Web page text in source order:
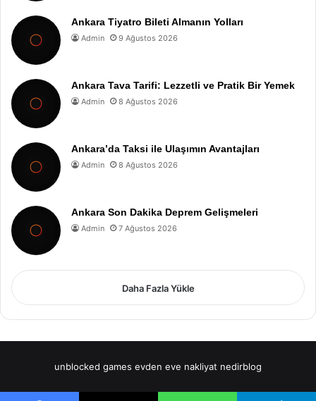
Ankara Tiyatro Bileti Almanın Yolları
Admin 9 Ağustos 2026
Ankara Tava Tarifi: Lezzetli ve Pratik Bir Yemek
Admin 8 Ağustos 2026
Ankara’da Taksi ile Ulaşımın Avantajları
Admin 8 Ağustos 2026
Ankara Son Dakika Deprem Gelişmeleri
Admin 7 Ağustos 2026
Daha Fazla Yükle
unblocked games evden eve nakliyat nedirblog